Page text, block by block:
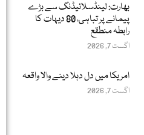
بھارت: لینڈسلائیڈنگ سے بڑے
پیمانے پر تباہی، 80 دیہات کا
رابطہ منطقع
اگست 7, 2026
امریکا میں دل دہلا دینے والا واقعہ
اگست 7, 2026